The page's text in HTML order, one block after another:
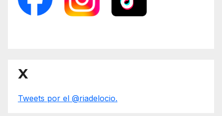
X
Tweets por el @riadelocio.